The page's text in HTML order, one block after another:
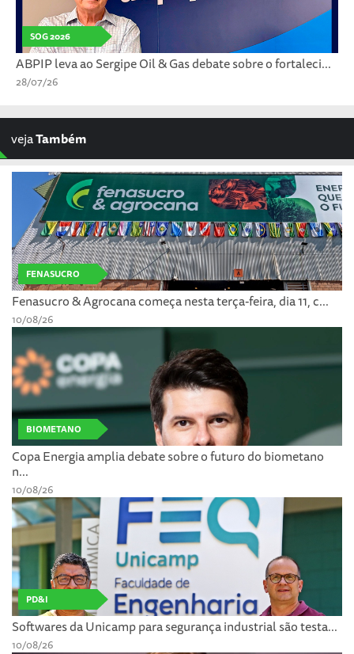
SOG 2026
ABPIP leva ao Sergipe Oil & Gas debate sobre o fortaleci...
28/07/26
vejaTambém
FENASUCRO
Fenasucro & Agrocana começa nesta terça-feira, dia 11, c...
10/08/26
BIOMETANO
Copa Energia amplia debate sobre o futuro do biometano
n...
10/08/26
PD&I
Softwares da Unicamp para segurança industrial são testa...
10/08/26